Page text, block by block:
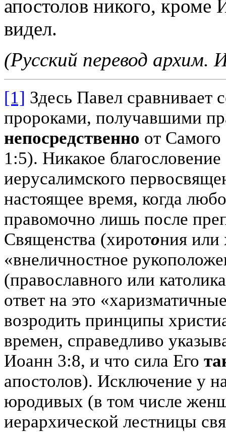
апостолов никого, кроме
видел.
(Русский перевод архим.
[1] Здесь Павел сравнивает
пророками, получавшими
непосредственно от
1:5). Никакое
иерусалимского
настоящее время, когда
правомочно лишь после
Священства (хиротония или
«внеличностное
(православного или
ответ на это
возродить принципы
времен, справедливо
Иоанн 3:8, и что сила Его
апостолов). Исключение у
юродивых (в том числе
иерархической лестницы